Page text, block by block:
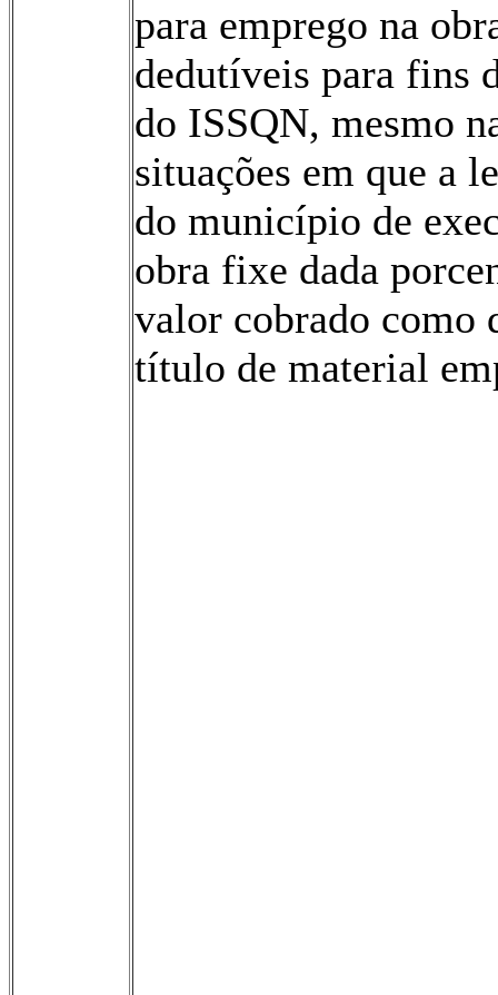
para emprego na
dedutíveis para fins
do ISSQN, mesmo
situações em que a
do município de
obra fixe dada
valor cobrado como
título de material